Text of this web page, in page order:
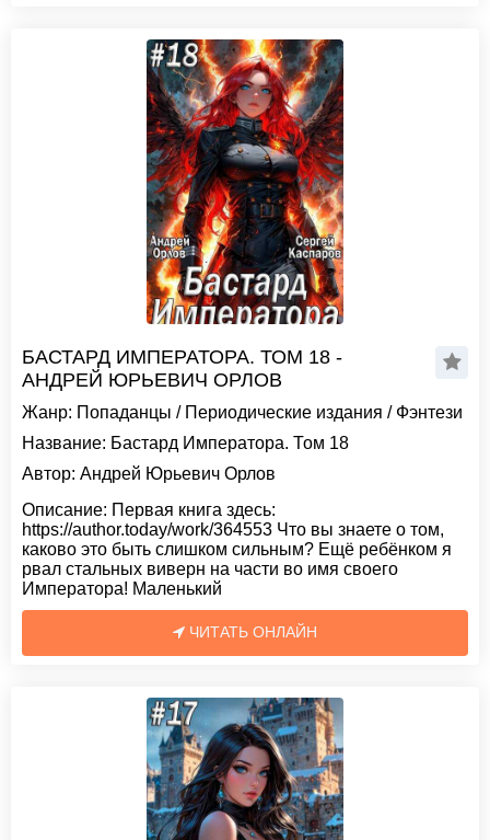
БАСТАРД ИМПЕРАТОРА. ТОМ 18 -
АНДРЕЙ ЮРЬЕВИЧ ОРЛОВ
Жанр: Попаданцы / Периодические издания / Фэнтези
Название: Бастард Императора. Том 18
Автор: Андрей Юрьевич Орлов
Описание: Первая книга здесь:
https://author.today/work/364553 Что вы знаете о том,
каково это быть слишком сильным? Ещë ребëнком я
рвал стальных виверн на части во имя своего
Императора! Маленький
ЧИТАТЬ ОНЛАЙН